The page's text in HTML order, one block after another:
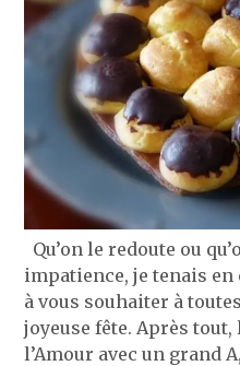
Qu’on le redoute ou
impatience, je tenais en
à vous souhaiter à
joyeuse fête. Après tout,
l’Amour avec un grand